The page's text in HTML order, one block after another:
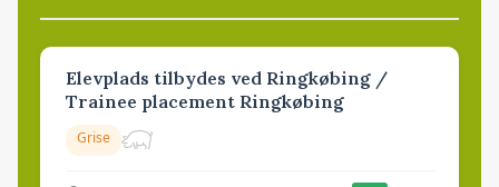
Elevplads tilbydes ved Ringkøbing /
Trainee placement Ringkøbing
Grise